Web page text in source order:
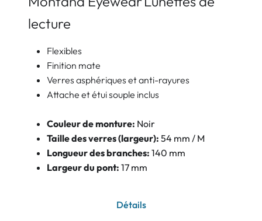
lecture
Flexibles
Finition mate
Verres asphériques et anti-rayures
Attache et étui souple inclus
Couleur de monture: Noir
Taille des verres (largeur): 54 mm / M
Longueur des branches: 140 mm
Largeur du pont: 17 mm
Détails